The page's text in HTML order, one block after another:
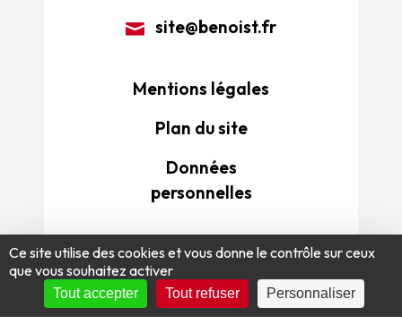
site@benoist.fr
Mentions légales
Plan du site
Données
personnelles
Ce site utilise des cookies et vous donne le contrôle sur ceux
que vous souhaitez activer
Tout accepter Tout refuser Personnaliser